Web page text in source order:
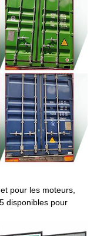
pour les moteurs,
disponibles pour